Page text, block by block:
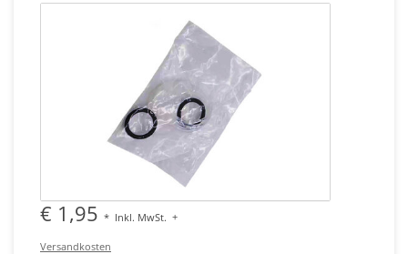
€ 1,95 * Inkl. MwSt. +
Versandkosten